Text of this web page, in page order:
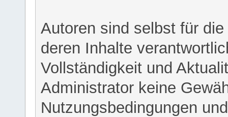
Autoren sind selbst für
deren Inhalte
Vollständigkeit und
Administrator keine
Nutzungsbedingungen